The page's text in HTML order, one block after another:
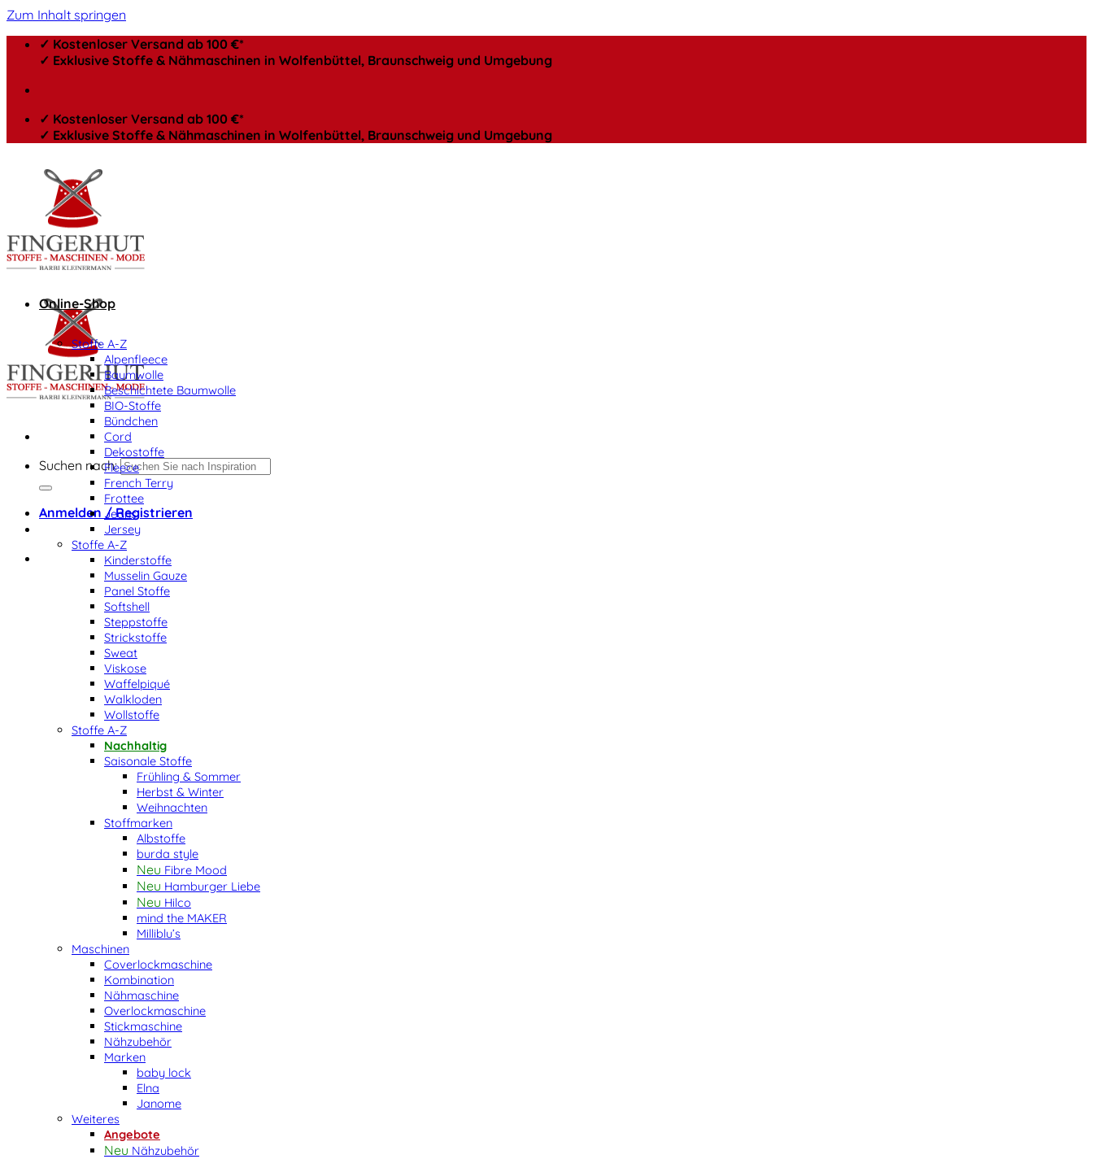
Zum Inhalt springen
✓ Kostenloser Versand ab 100 €*
✓ Exklusive Stoffe & Nähmaschinen in Wolfenbüttel, Braunschweig und Umgebung
✓ Kostenloser Versand ab 100 €*
✓ Exklusive Stoffe & Nähmaschinen in Wolfenbüttel, Braunschweig und Umgebung
Suchen nach:
Anmelden / Registrieren
Online-Shop
Stoffe A-Z
Alpenfleece
Baumwolle
Beschichtete Baumwolle
BIO-Stoffe
Bündchen
Cord
Dekostoffe
Fleece
French Terry
Frottee
Jeans
Jersey
Stoffe A-Z
Kinderstoffe
Musselin Gauze
Panel Stoffe
Softshell
Steppstoffe
Strickstoffe
Sweat
Viskose
Waffelpiqué
Walkloden
Wollstoffe
Stoffe A-Z
Nachhaltig
Saisonale Stoffe
Frühling & Sommer
Herbst & Winter
Weihnachten
Stoffmarken
Albstoffe
burda style
Fibre Mood
Hamburger Liebe
Hilco
mind the MAKER
Milliblu’s
Maschinen
Coverlockmaschine
Kombination
Nähmaschine
Overlockmaschine
Stickmaschine
Nähzubehör
Marken
baby lock
Elna
Janome
Weiteres
Angebote
Nähzubehör